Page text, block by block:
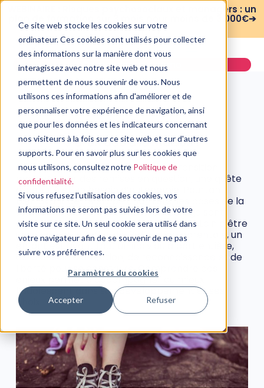
Ce site web stocke les cookies sur votre
ordinateur. Ces cookies sont utilisés pour collecter
des informations sur la manière dont vous
interagissez avec notre site web et nous
permettent de nous souvenir de vous. Nous
utilisons ces informations afin d'améliorer et de
personnaliser votre expérience de navigation, ainsi
que pour les données et les indicateurs concernant
nos visiteurs à la fois sur ce site web et sur d'autres
supports. Pour en savoir plus sur les cookies que
nous utilisons, consultez notre Politique de
confidentialité.
Si vous refusez l'utilisation des cookies, vos
informations ne seront pas suivies lors de votre
visite sur ce site. Un seul cookie sera utilisé dans
votre navigateur afin de se souvenir de ne pas
suivre vos préférences.
Paramètres du cookies
Accepter Refuser
WEBINAIRE : Risques psychosociaux et managers : un
plan de formation sur 3 mois pour moins de 3 000€➔
voir le replay
Demander une démo
PSYCHOLOGIE
J’ai un ado à la maison !
20 avril, 2018
L’adolescence est une période de transition
marquée par des remises en question, une quête
d’identité et un besoin d’autonomie. Pourtant,
bien avant cette étape charnière, les bases de la
relation entre l’enfant et son entourage sont
posées dès les premiers jours de sa vie. Loin d’être
uniquement le reflet de l’éducation parentale, un
enfant est avant tout un individu à part entière,
qui a besoin d’affection, de reconnaissance et de
liberté pour se construire. Comprendre ces
enjeux permet d’accompagner au mieux
l’adolescent dans son développement et ses
choix.